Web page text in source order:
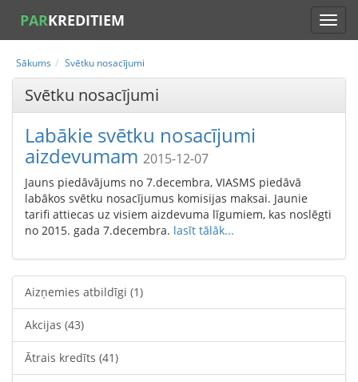
PARKREDITIEM
Sākums Svētku nosacījumi
Svētku nosacījumi
Labākie svētku nosacījumi
aizdevumam 2015-12-07
Jauns piedāvājums no 7.decembra, VIASMS piedāvā
labākos svētku nosacījumus komisijas maksai. Jaunie
tarifi attiecas uz visiem aizdevuma līgumiem, kas noslēgti
no 2015. gada 7.decembra. lasīt tālāk...
Aizņemies atbildīgi (1)
Akcijas (43)
Ātrais kredīts (41)